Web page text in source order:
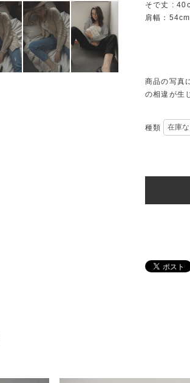
そで丈 :
肩幅：54cm
商品の写真
の相違が生
種類